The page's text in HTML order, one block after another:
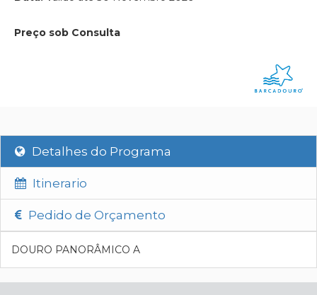
Preço sob Consulta
Detalhes do Programa
Itinerario
Pedido de Orçamento
DOURO PANORÂMICO A